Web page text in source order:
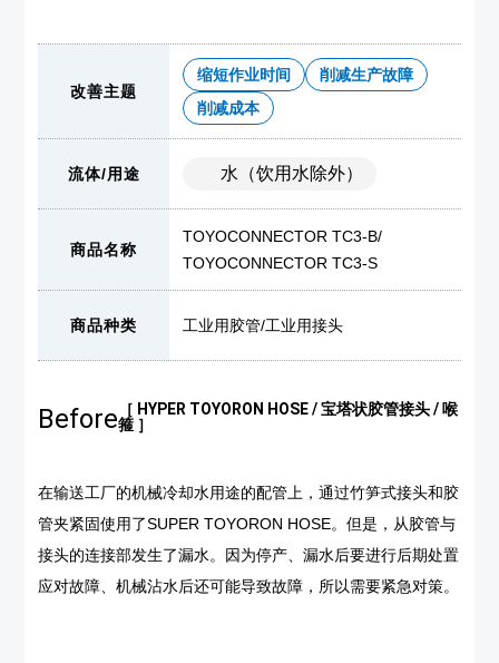
改善主题
缩短作业时间
削减生产故障
削减成本
流体/用途 水（饮用水除外）
商品名称
TOYOCONNECTOR TC3-B/
TOYOCONNECTOR TC3-S
商品种类 工业用胶管/工业用接头
Before ［ HYPER TOYORON HOSE / 宝塔状胶管接头 / 喉
箍 ］
在输送工厂的机械冷却水用途的配管上，通过竹笋式接头和胶
管夹紧固使用了SUPER TOYORON HOSE。但是，从胶管与
接头的连接部发生了漏水。因为停产、漏水后要进行后期处置
应对故障、机械沾水后还可能导致故障，所以需要紧急对策。